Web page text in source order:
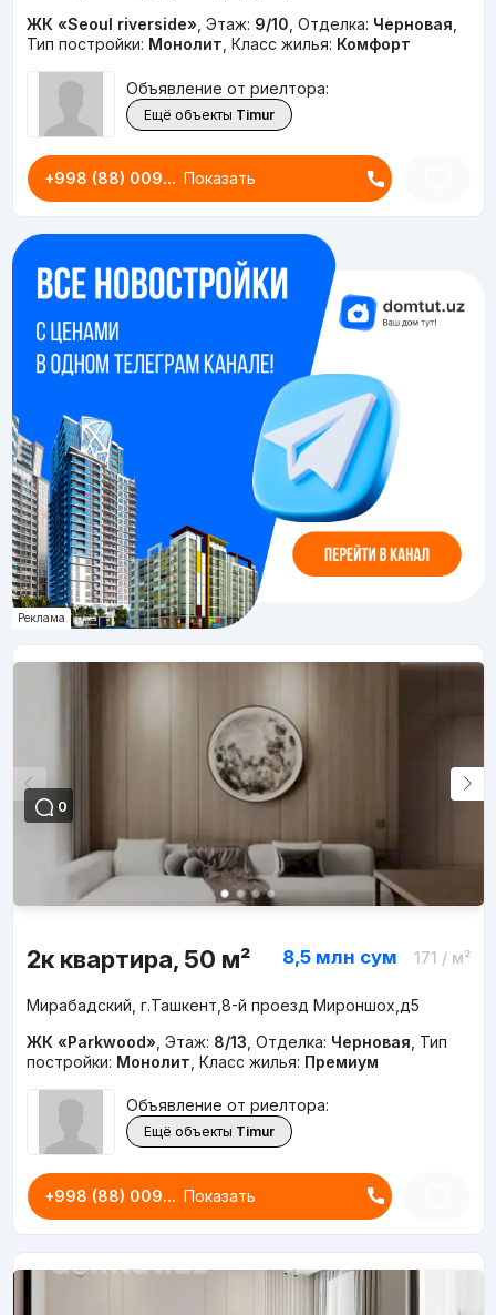
ЖК «Seoul riverside» Этаж: 9/10 Отделка: Черновая
Тип постройки: Монолит Класс жилья: Комфорт
Объявление от риелтора:
Ещё объекты Timur
+998 (88) 009... Показать
Реклама
0
2к квартира, 50 м² 8,5 млн сум 171 / м²
Мирабадский, г.Ташкент,8-й проезд Мироншох,д5
ЖК «Parkwood» Этаж: 8/13 Отделка: Черновая Тип
постройки: Монолит Класс жилья: Премиум
Объявление от риелтора:
Ещё объекты Timur
+998 (88) 009... Показать